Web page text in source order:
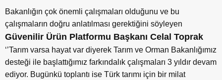
Bakanlığın çok önemli çalışmaları olduğunu ve bu
çalışmaların doğru anlatılması gerektiğini söyleyen
Güvenilir Ürün Platformu Başkanı Celal Toprak
‘’Tarım varsa hayat var diyerek Tarım ve Orman Bakanlığımız
desteği ile başlattığımız farkındalık çalışmaları 3 yıldır devam
ediyor. Bugünkü toplantı ise Türk tarımı için bir milat